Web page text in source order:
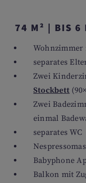
74 M² | BIS 6
Wohnzimmer
separates
Zwei
Stockbett
Zwei
einmal
separates WC
Babyphone
Balkon mit